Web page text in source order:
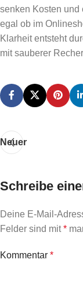
senken Kosten und
egal ob im
Klarheit entsteht
mit sauberer
Neuer
Schreibe
Deine E-Mail-
Felder sind mit*
Kommentar *